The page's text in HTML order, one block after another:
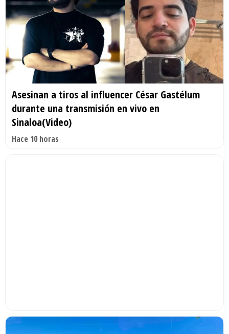
Asesinan a tiros al influencer César Gastélum
durante una transmisión en vivo en
Sinaloa(Video)
Hace 10 horas